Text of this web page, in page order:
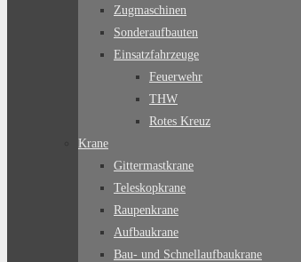
Zugmaschinen
Sonderaufbauten
Einsatzfahrzeuge
Feuerwehr
THW
Rotes Kreuz
Krane
Gittermastkrane
Teleskopkrane
Raupenkrane
Aufbaukrane
Bau- und Schnellaufbaukrane